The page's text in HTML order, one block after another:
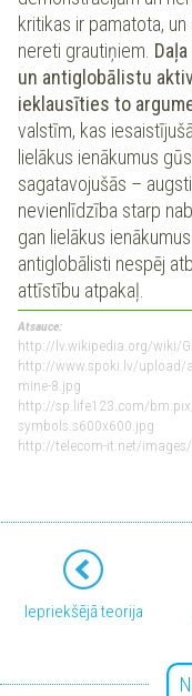
kritikas ir pamatota,
nereti grautiņiem.
un antiglobālistu
ieklausīties to
valstīm, kas
lielākus ienākumus
sagatavojušās –
nevienlīdzība starp
gan lielākus
antiglobālisti nespēj
attīstību atpakaļ.
Atsauce:
http://lv.wikipedia.org/wiki/
http://www.spoki.lv/upload/
mine-8.jpg
http://sp.life123.com/
symbols.s600x600.jpg
http://telecom-it.net/
Iepriekšējā teorija